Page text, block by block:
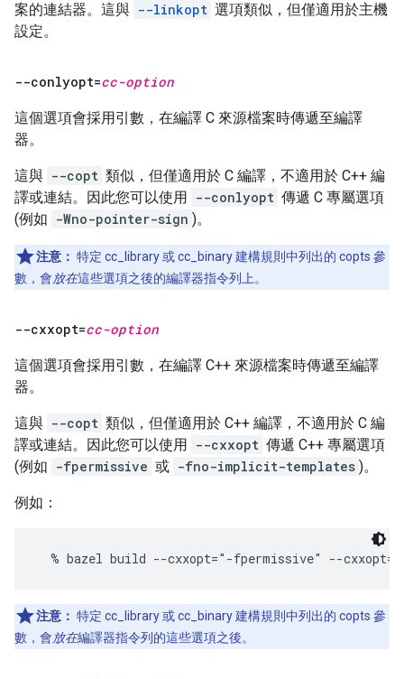
案的連結器。這與 --linkopt 選項類似，但僅適用於主機
設定。
--conlyopt=cc-option
這個選項會採用引數，在編譯 C 來源檔案時傳遞至編譯
器。
這與 --copt 類似，但僅適用於 C 編譯，不適用於 C++ 編
譯或連結。因此您可以使用 --conlyopt 傳遞 C 專屬選項
(例如 -Wno-pointer-sign )。
注意： 特定 cc_library 或 cc_binary 建構規則中列出的 copts 參
數，會放在這些選項之後的編譯器指令列上。
--cxxopt=cc-option
這個選項會採用引數，在編譯 C++ 來源檔案時傳遞至編譯
器。
這與 --copt 類似，但僅適用於 C++ 編譯，不適用於 C 編
譯或連結。因此您可以使用 --cxxopt 傳遞 C++ 專屬選項
(例如 -fpermissive 或 -fno-implicit-templates )。
例如：
注意： 特定 cc_library 或 cc_binary 建構規則中列出的 copts 參
數，會放在編譯器指令列的這些選項之後。